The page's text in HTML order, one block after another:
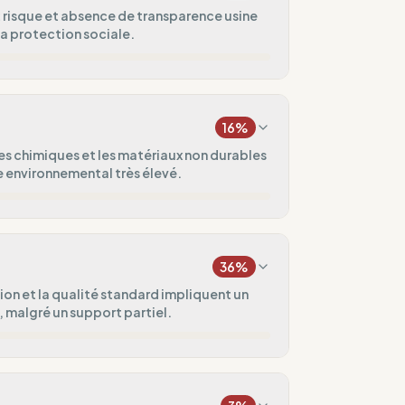
et absence de transparence usine
protection sociale.
0
16%
chimiques et les matériaux non durables
environnemental très élevé.
36%
et la qualité standard impliquent un
malgré un support partiel.